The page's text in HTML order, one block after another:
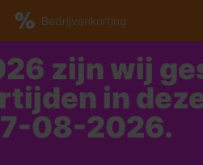
Bedrijvenkorting
zijn wij
in
08-2026.